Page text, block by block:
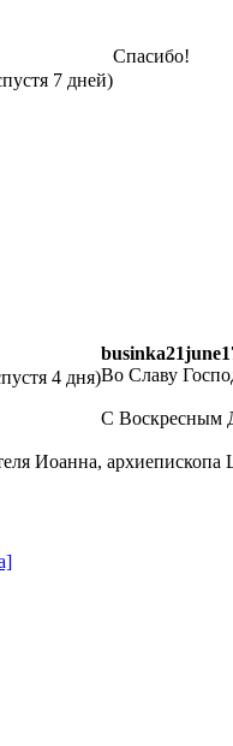
7 дней)
Спасибо!
4 дня)Во Славу
С Воскресным
Иоанна,